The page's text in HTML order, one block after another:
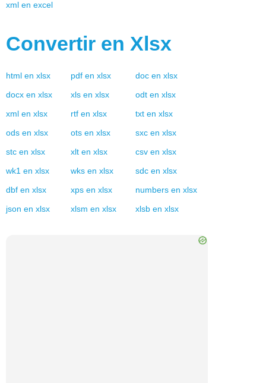
xml en excel
Convertir en Xlsx
html en xlsx pdf en xlsx doc en xlsx
docx en xlsx xls en xlsx odt en xlsx
xml en xlsx rtf en xlsx txt en xlsx
ods en xlsx ots en xlsx sxc en xlsx
stc en xlsx xlt en xlsx csv en xlsx
wk1 en xlsx wks en xlsx sdc en xlsx
dbf en xlsx xps en xlsx numbers en xlsx
json en xlsx xlsm en xlsx xlsb en xlsx